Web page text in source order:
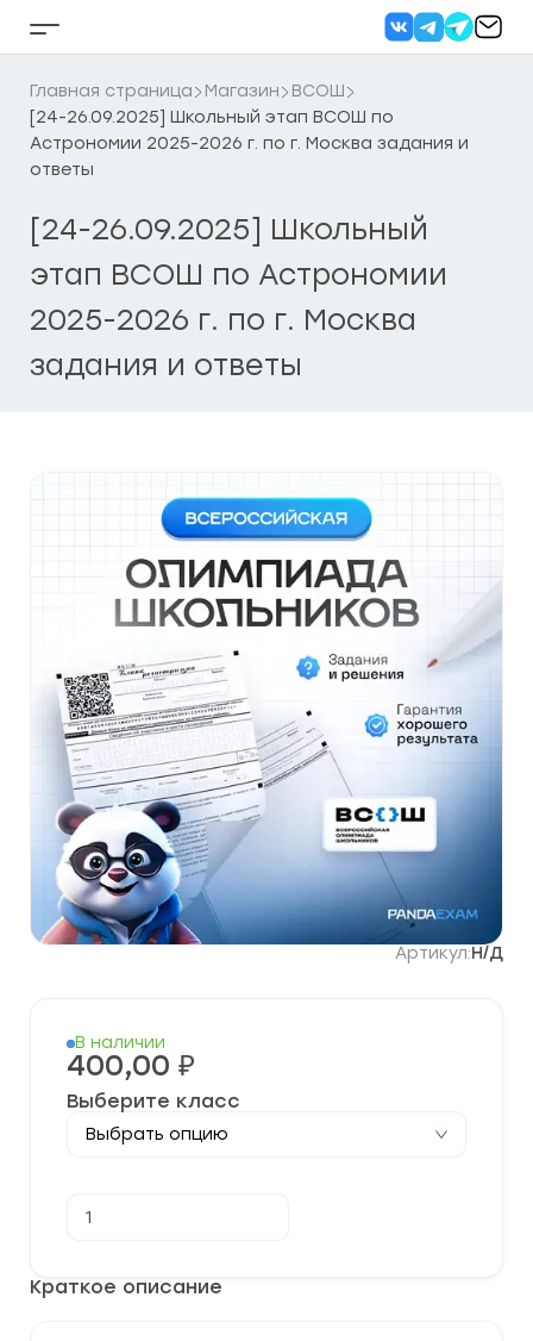
Кнопка
бокового
меню
Главная страница Магазин
ВСОШ
[24-26.09.2025] Школьный этап ВСОШ по
Астрономии 2025-2026 г. по г. Москва задания и
ответы
[24-26.09.2025] Школьный
этап ВСОШ по Астрономии
2025-2026 г. по г. Москва
задания и ответы
Артикул:Н/Д
Краткое описание
В наличии
400,00 ₽
Выберите класс
товара
Школьный
этап